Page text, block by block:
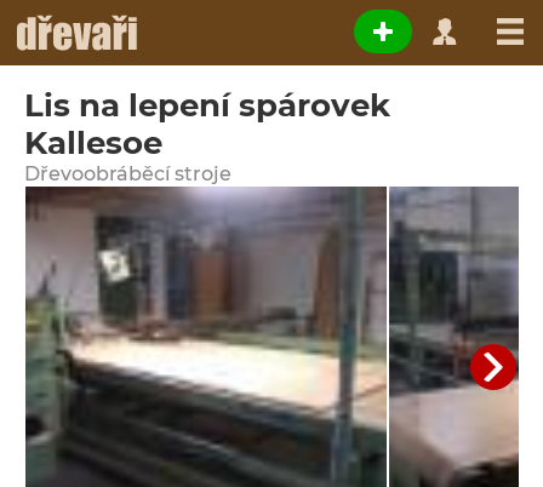
Lis na lepení spárovek
Kallesoe
Dřevoobráběcí stroje